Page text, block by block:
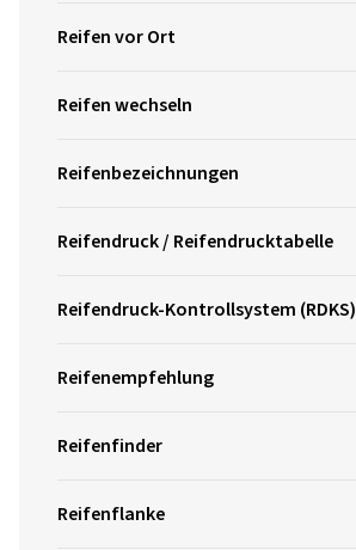
Reifen vor Ort
Reifen wechseln
Reifenbezeichnungen
Reifendruck / Reifendrucktabelle
Reifendruck-Kontrollsystem (RDKS)
Reifenempfehlung
Reifenfinder
Reifenflanke